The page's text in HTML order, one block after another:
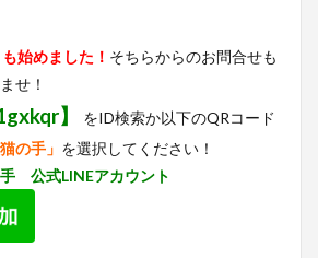
始めました！ そちらからのお問合せも
せ！
】
をID検索か以下のQRコード
の手」 を選択してください！
手 公式LINEアカウント